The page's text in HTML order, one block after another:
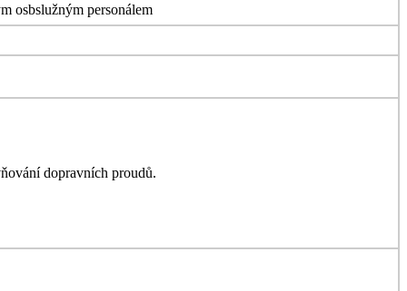
osbslužným personálem
dopravních proudů.